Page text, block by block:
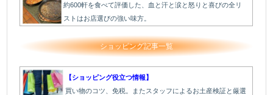
約600軒を食べて評価した、血と汗と涙と怒りと喜びの全リ
ストはお店選びの強い味方。
ショッピング記事一覧
【ショッピング役立つ情報】
買い物のコツ、免税。またスタッフによるお土産検証と厳選